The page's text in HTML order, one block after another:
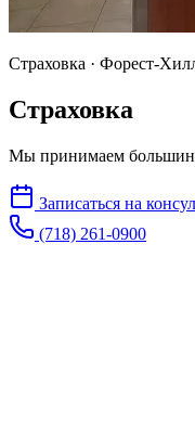
Страховка · Форест-
Страховка
Мы принимаем
Записаться на
(718) 261-0900